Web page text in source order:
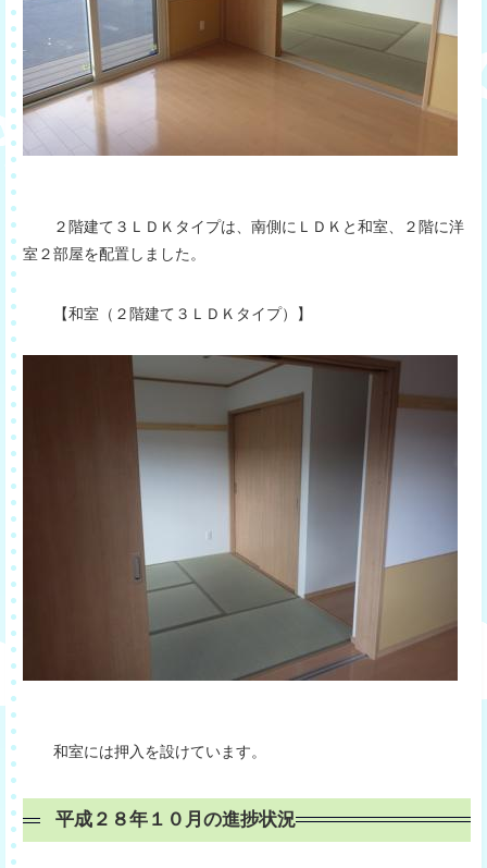
２階建て３ＬＤＫタイプは、南側にＬＤＫと和室、２階に洋
室２部屋を配置しました。
【和室（２階建て３ＬＤＫタイプ）】
和室には押入を設けています。
平成２８年１０月の進捗状況